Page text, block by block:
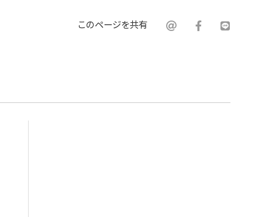
このページを共有